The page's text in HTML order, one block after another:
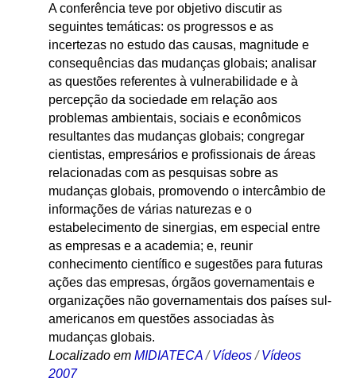
A conferência teve por objetivo discutir as
seguintes temáticas: os progressos e as
incertezas no estudo das causas, magnitude e
consequências das mudanças globais; analisar
as questões referentes à vulnerabilidade e à
percepção da sociedade em relação aos
problemas ambientais, sociais e econômicos
resultantes das mudanças globais; congregar
cientistas, empresários e profissionais de áreas
relacionadas com as pesquisas sobre as
mudanças globais, promovendo o intercâmbio de
informações de várias naturezas e o
estabelecimento de sinergias, em especial entre
as empresas e a academia; e, reunir
conhecimento científico e sugestões para futuras
ações das empresas, órgãos governamentais e
organizações não governamentais dos países sul-
americanos em questões associadas às
mudanças globais.
Localizado em MIDIATECA /Vídeos /Vídeos
2007